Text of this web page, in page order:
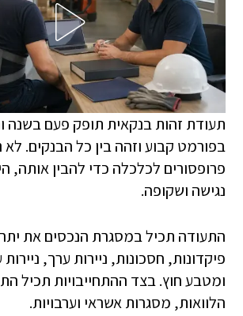
תעודת זהות בנקאית תופק פעם בשנה
בפורמט קבוע וזהה בין כל הבנקים. לא
פרופסורים לכלכלה כדי להבין אותה,
נגישה ושקופה.
התעודה תכיל במסגרת הנכסים את
פיקדונות, חסכונות, ניירות ערך,
ומטבע חוץ. בצד ההתחייבויות תכיל
הלוואות, מסגרות אשראי וערבויות.